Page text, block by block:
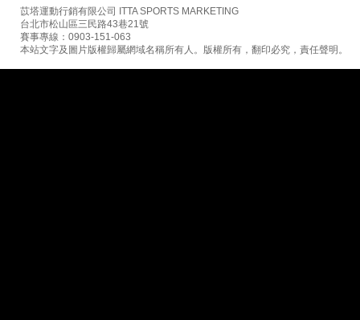
苡塔運動行銷有限公司 ITTA SPORTS MARKETING
台北市松山區三民路43巷21號
賽事專線：0903-151-063
本站文字及圖片版權歸屬網域名稱所有人。版權所有，翻印必究，責任聲明。